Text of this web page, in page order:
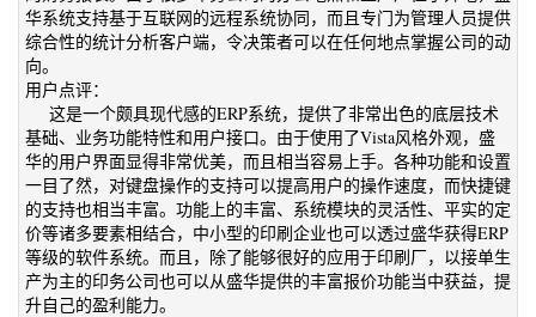
华系统支持基于互联网的远程系统协同，而且专门为管理人员提供
综合性的统计分析客户端，令决策者可以在任何地点掌握公司的动
向。
用户点评：
这是一个颇具现代感的ERP系统，提供了非常出色的底层技术
基础、业务功能特性和用户接口。由于使用了Vista风格外观，盛
华的用户界面显得非常优美，而且相当容易上手。各种功能和设置
一目了然，对键盘操作的支持可以提高用户的操作速度，而快捷键
的支持也相当丰富。功能上的丰富、系统模块的灵活性、平实的定
价等诸多要素相结合，中小型的印刷企业也可以透过盛华获得ERP
等级的软件系统。而且，除了能够很好的应用于印刷厂，以接单生
产为主的印务公司也可以从盛华提供的丰富报价功能当中获益，提
升自己的盈利能力。